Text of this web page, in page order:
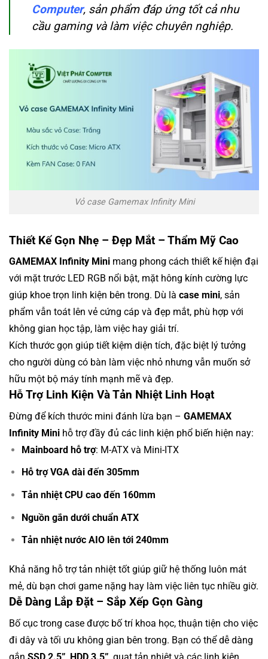
Computer, sản phẩm đáp ứng tốt cả nhu
cầu gaming và làm việc chuyên nghiệp.
Vỏ case Gamemax Infinity Mini
Thiết Kế Gọn Nhẹ – Đẹp Mắt – Thẩm Mỹ Cao
GAMEMAX Infinity Mini mang phong cách thiết kế hiện đại
với mặt trước LED RGB nổi bật, mặt hông kính cường lực
giúp khoe trọn linh kiện bên trong. Dù là case mini, sản
phẩm vẫn toát lên vẻ cứng cáp và đẹp mắt, phù hợp với
không gian học tập, làm việc hay giải trí.
Kích thước gọn giúp tiết kiệm diện tích, đặc biệt lý tưởng
cho người dùng có bàn làm việc nhỏ nhưng vẫn muốn sở
hữu một bộ máy tính mạnh mẽ và đẹp.
Hỗ Trợ Linh Kiện Và Tản Nhiệt Linh Hoạt
Đừng để kích thước mini đánh lừa bạn – GAMEMAX
Infinity Mini hỗ trợ đầy đủ các linh kiện phổ biến hiện nay:
Mainboard hỗ trợ: M-ATX và Mini-ITX
Hỗ trợ VGA dài đến 305mm
Tản nhiệt CPU cao đến 160mm
Nguồn gắn dưới chuẩn ATX
Tản nhiệt nước AIO lên tới 240mm
Khả năng hỗ trợ tản nhiệt tốt giúp giữ hệ thống luôn mát
mẻ, dù bạn chơi game nặng hay làm việc liên tục nhiều giờ.
Dễ Dàng Lắp Đặt – Sắp Xếp Gọn Gàng
Bố cục trong case được bố trí khoa học, thuận tiện cho việc
đi dây và tối ưu không gian bên trong. Bạn có thể dễ dàng
gắn SSD 2.5” HDD 3.5” , quạt tản nhiệt và các linh kiện